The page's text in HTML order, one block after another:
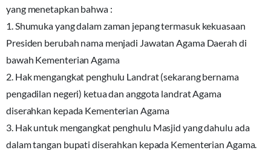
yang menetapkan bahwa :
1. Shumuka yang dalam zaman jepang termasuk kekuasaan
Presiden berubah nama menjadi Jawatan Agama Daerah di
bawah Kementerian Agama
2. Hak mengangkat penghulu Landrat (sekarang bernama
pengadilan negeri) ketua dan anggota landrat Agama
diserahkan kepada Kementerian Agama
3. Hak untuk mengangkat penghulu Masjid yang dahulu ada
dalam tangan bupati diserahkan kepada Kementerian Agama.